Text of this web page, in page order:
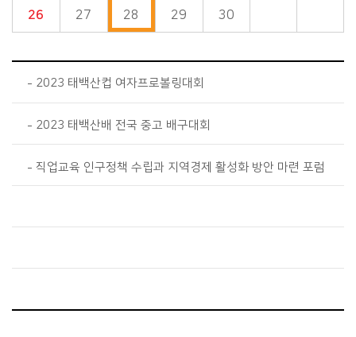
26 27 28 29 30
2023 태백산컵 여자프로볼링대회
2023 태백산배 전국 중고 배구대회
직업교육 인구정책 수립과 지역경제 활성화 방안 마련 포럼